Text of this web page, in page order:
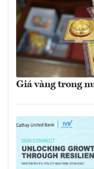
Giá vàng trong